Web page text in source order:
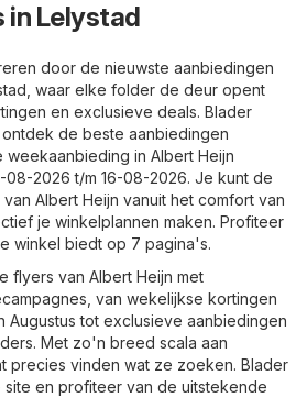
in Lelystad
door de nieuwste aanbiedingen
waar elke folder de deur opent
en exclusieve deals. Blader
de beste aanbiedingen
in Albert Heijn
08-2026 t/m 16-08-2026. Je kunt de
Albert Heijn vanuit het comfort van
je winkelplannen maken. Profiteer
winkel biedt op 7 pagina's.
flyers van Albert Heijn met
van wekelijkse kortingen
Augustus tot exclusieve aanbiedingen
Met zo'n breed scala aan
precies vinden wat ze zoeken. Blader
en profiteer van de uitstekende